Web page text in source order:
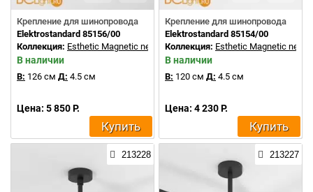
Крепление для шинопровода
Elektrostandard 85156/00
Коллекция: Esthetic Magnetic new
В наличии
В: 126 см Д: 4.5 см
Цена: 5 850 Р.
Купить
Крепление для шинопровода
Elektrostandard 85154/00
Коллекция: Esthetic Magnetic new
В наличии
В: 120 см Д: 4.5 см
Цена: 4 230 Р.
Купить
213228 213227